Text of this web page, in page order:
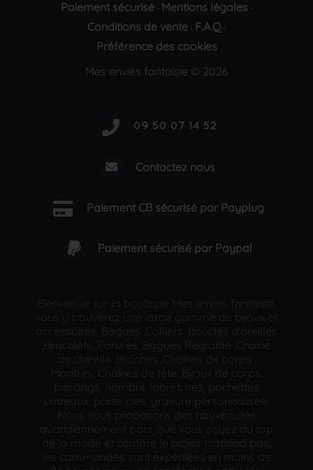
Paiement sécurisé· Mentions légales ·
Conditions de vente · F.A.Q ·
Préférence des cookies
Mes envies fantaisie © 2026
Contactez nous
Paiement CB sécurisé par Payplug
Paiement sécurisé par Paypal